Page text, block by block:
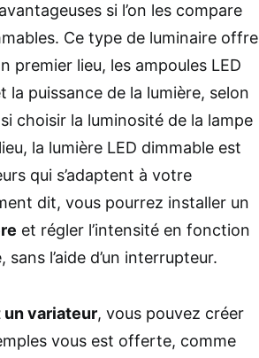
si l’on les compare
Ce type de luminaire offre
premier lieu, les ampoules LED
la puissance de la lumière, selon
choisir la luminosité de la lampe
la lumière LED dimmable est
qui s’adaptent à votre
dit, vous pourrez installer un
et régler l’intensité en fonction
l’aide d’un interrupteur.
un variateur, vous pouvez créer
vous est offerte, comme